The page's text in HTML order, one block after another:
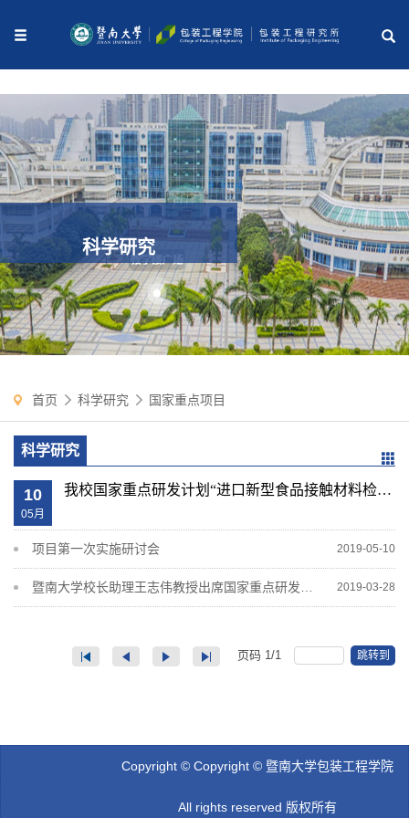
科学研究
首页 科学研究 国家重点项目
科学研究
10
05月
我校国家重点研发计划“进口新型食品接触材料检测与风险评估技术研究”项目启动
项目第一次实施研讨会 2019-05-10
暨南大学校长助理王志伟教授出席国家重点研发计划“食品安全关键技术研发”重点专项实施工作推进会 2019-03-28
页码 1/1 跳转到
Copyright © Copyright © 暨南大学包装工程学院
All rights reserved 版权所有